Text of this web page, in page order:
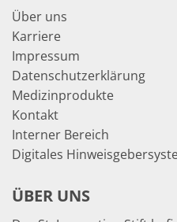
Über uns
Karriere
Impressum
Datenschutzerklärung
Medizinprodukte
Kontakt
Interner Bereich
Digitales
ÜBER UNS